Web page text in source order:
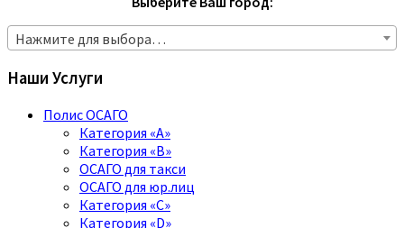
Нажмите для выбора…
Наши Услуги
Полис ОСАГО
Категория «A»
Категория «B»
ОСАГО для такси
ОСАГО для юр.лиц
Категория «C»
Категория «D»